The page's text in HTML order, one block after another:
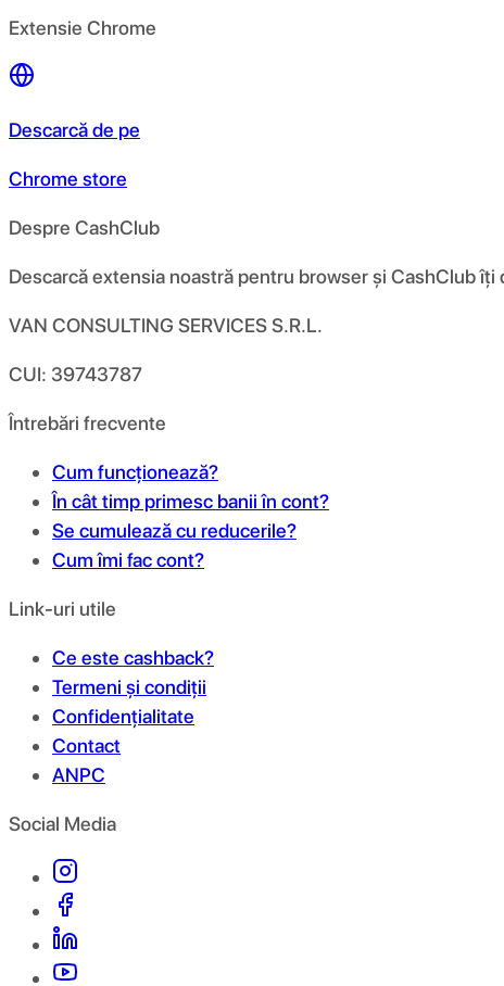
Extensie Chrome
Descarcă de pe
Chrome store
Despre CashClub
Descarcă extensia noastră pentru browser și CashClub
VAN CONSULTING SERVICES S.R.L.
CUI: 39743787
Întrebări frecvente
Cum funcționează?
În cât timp primesc banii în cont?
Se cumulează cu reducerile?
Cum îmi fac cont?
Link-uri utile
Ce este cashback?
Termeni și condiții
Confidențialitate
Contact
ANPC
Social Media